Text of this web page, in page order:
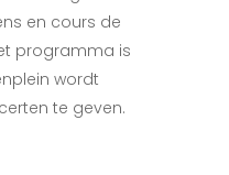
en cours de
programma is
wordt
te geven.